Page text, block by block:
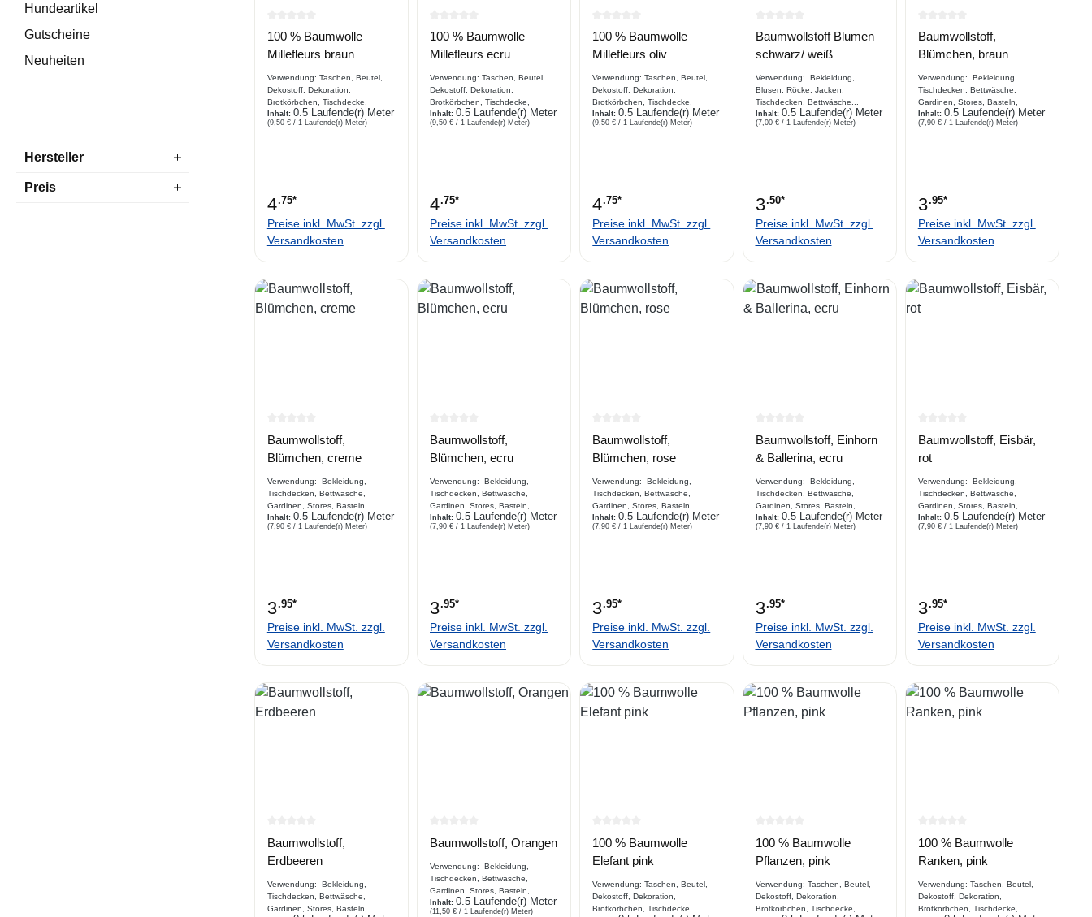
Hundeartikel
Gutscheine
Neuheiten
Hersteller
Preis
Durchschnittliche Bewertung von 0 von 5 Sternen
100 % Baumwolle
Millefleurs braun
Verwendung: Taschen, Beutel,
Dekostoff, Dekoration,
Brotkörbchen, Tischdecke,
Kombiartikel, Basteln
Beschreibung Webware aus
Inhalt: 0.5 Laufende(r) Meter
(9,50 € / 1 Laufende(r) Meter)
4.75*
Preise inkl. MwSt. zzgl.
Versandkosten
Durchschnittliche Bewertung von 0 von 5 Sternen
100 % Baumwolle
Millefleurs ecru
Verwendung: Taschen, Beutel,
Dekostoff, Dekoration,
Brotkörbchen, Tischdecke,
Kombiartikel, Basteln
Beschreibung Webware aus
Inhalt:0.5 Laufende(r) Meter
(9,50 € / 1 Laufende(r) Meter)
4.75*
Preise inkl. MwSt. zzgl.
Versandkosten
Durchschnittliche Bewertung von 0 von 5 Sternen
100 % Baumwolle
Millefleurs oliv
Verwendung: Taschen, Beutel,
Dekostoff, Dekoration,
Brotkörbchen, Tischdecke,
Kombiartikel, Basteln
Beschreibung Webware aus
Inhalt:0.5 Laufende(r) Meter
(9,50 € / 1 Laufende(r) Meter)
4.75*
Preise inkl. MwSt. zzgl.
Versandkosten
Durchschnittliche Bewertung von 0 von 5 Sternen
Baumwollstoff Blumen
schwarz/ weiß
Verwendung: Bekleidung,
Blusen, Röcke, Jacken,
Tischdecken, Bettwäsche...
Beschreibung Webware aus
Baumwolle ,weicher Griff
Inhalt: 0.5 Laufende(r) Meter
(7,00 € / 1 Laufende(r) Meter)
3.50*
Preise inkl. MwSt. zzgl.
Versandkosten
Durchschnittliche Bewertung
Baumwollstoff,
Blümchen, braun
Verwendung: Bekleidung,
Tischdecken, Bettwäsche,
Gardinen, Stores, Basteln,
Gartenaccessoires.....
Beschreibung Webware aus
Inhalt: 0.5 Laufende(r) Meter
(7,90 € / 1 Laufende(r) Meter)
3.95*
Preise inkl. MwSt. zzgl.
Versandkosten
Durchschnittliche Bewertung von 0 von 5 Sternen
Baumwollstoff,
Blümchen, creme
Verwendung: Bekleidung,
Tischdecken, Bettwäsche,
Gardinen, Stores, Basteln,
Gartenaccessoires.....
Beschreibung Webware aus
Inhalt: 0.5 Laufende(r) Meter
(7,90 € / 1 Laufende(r) Meter)
3.95*
Preise inkl. MwSt. zzgl.
Versandkosten
Durchschnittliche Bewertung von 0 von 5 Sternen
Baumwollstoff,
Blümchen, ecru
Verwendung: Bekleidung,
Tischdecken, Bettwäsche,
Gardinen, Stores, Basteln,
Gartenaccessoires.....
Beschreibung Webware aus
Inhalt:0.5 Laufende(r) Meter
(7,90 € / 1 Laufende(r) Meter)
3.95*
Preise inkl. MwSt. zzgl.
Versandkosten
Durchschnittliche Bewertung von 0 von 5 Sternen
Baumwollstoff,
Blümchen, rose
Verwendung: Bekleidung,
Tischdecken, Bettwäsche,
Gardinen, Stores, Basteln,
Gartenaccessoires.....
Beschreibung Webware aus
Inhalt:0.5 Laufende(r) Meter
(7,90 € / 1 Laufende(r) Meter)
3.95*
Preise inkl. MwSt. zzgl.
Versandkosten
Durchschnittliche Bewertung von 0 von 5 Sternen
Baumwollstoff, Einhorn
& Ballerina, ecru
Verwendung: Bekleidung,
Tischdecken, Bettwäsche,
Gardinen, Stores, Basteln,
Gartenaccessoires.....
Beschreibung Webware aus
Inhalt: 0.5 Laufende(r) Meter
(7,90 € / 1 Laufende(r) Meter)
3.95*
Preise inkl. MwSt. zzgl.
Versandkosten
Durchschnittliche Bewertung
Baumwollstoff, Eisbär,
rot
Verwendung: Bekleidung,
Tischdecken, Bettwäsche,
Gardinen, Stores, Basteln,
Gartenaccessoires.....
Beschreibung Webware aus
Inhalt: 0.5 Laufende(r) Meter
(7,90 € / 1 Laufende(r) Meter)
3.95*
Preise inkl. MwSt. zzgl.
Versandkosten
Durchschnittliche Bewertung von 0 von 5 Sternen
Baumwollstoff,
Erdbeeren
Verwendung: Bekleidung,
Tischdecken, Bettwäsche,
Gardinen, Stores, Basteln,
Durchschnittliche Bewertung von 0 von 5 Sternen
Baumwollstoff, Orangen
Verwendung: Bekleidung,
Tischdecken, Bettwäsche,
Gardinen, Stores, Basteln,
Gartenaccessoires.....
Beschreibung Webware aus
Inhalt:0.5 Laufende(r) Meter
(11,50 € / 1 Laufende(r) Meter)
Durchschnittliche Bewertung von 0 von 5 Sternen
100 % Baumwolle
Elefant pink
Verwendung: Taschen, Beutel,
Dekostoff, Dekoration,
Brotkörbchen, Tischdecke,
Durchschnittliche Bewertung von 0 von 5 Sternen
100 % Baumwolle
Pflanzen, pink
Verwendung: Taschen, Beutel,
Dekostoff, Dekoration,
Brotkörbchen, Tischdecke,
Durchschnittliche Bewertung
100 % Baumwolle
Ranken, pink
Verwendung: Taschen, Beutel,
Dekostoff, Dekoration,
Brotkörbchen, Tischdecke,